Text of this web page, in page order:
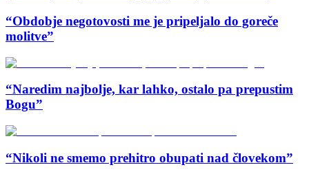
“Obdobje negotovosti me je pripeljalo do goreče
molitve”
“Naredim najbolje, kar lahko, ostalo pa prepustim
Bogu”
“Nikoli ne smemo prehitro obupati nad človekom”